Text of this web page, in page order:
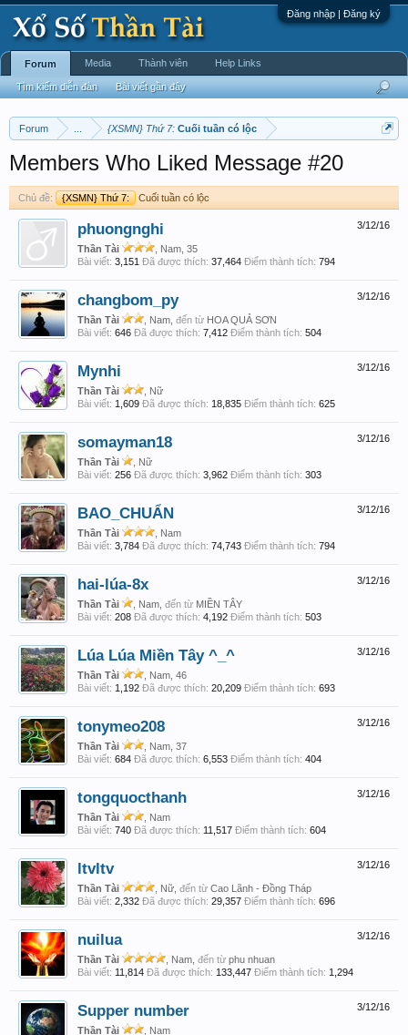
Đăng nhập | Đăng ký
Forum {XSMN} Thứ 7: Cuối tuần có lộc
Members Who Liked Message #20
Chủ đề: {XSMN} Thứ 7: Cuối tuần có lộc
3/12/16
phuongnghi
Thần Tài
, Nam, 35
Bài viết: 3,151 Đã được thích: 37,464 Điểm thành tích: 794
3/12/16
changbom_py
Thần Tài , Nam, đến từ HOA QUẢ SƠN
Bài viết: 646 Đã được thích: 7,412 Điểm thành tích: 504
3/12/16
Mynhi
Thần Tài
, Nữ
Bài viết: 1,609 Đã được thích: 18,835 Điểm thành tích: 625
3/12/16
somayman18
Thần Tài
, Nữ
Bài viết: 256 Đã được thích: 3,962 Điểm thành tích: 303
3/12/16
BAO_CHUẨN
Thần Tài
, Nam
Bài viết: 3,784 Đã được thích: 74,743 Điểm thành tích: 794
3/12/16
hai-lúa-8x
Thần Tài , Nam, đến từ MIỀN TÂY
Bài viết: 208 Đã được thích: 4,192 Điểm thành tích: 503
3/12/16
Lúa Lúa Miền Tây ^_^
Thần Tài
, Nam, 46
Bài viết: 1,192 Đã được thích: 20,209 Điểm thành tích: 693
3/12/16
tonymeo208
Thần Tài
, Nam, 37
Bài viết: 684 Đã được thích: 6,553 Điểm thành tích: 404
3/12/16
tongquocthanh
Thần Tài
, Nam
Bài viết: 740 Đã được thích: 11,517 Điểm thành tích: 604
3/12/16
ltvltv
Thần Tài , Nữ, đến từ Cao Lãnh - Đồng Tháp
Bài viết: 2,332 Đã được thích: 29,357 Điểm thành tích: 696
3/12/16
nuilua
Thần Tài , Nam, đến từ phu nhuan
Bài viết: 11,814 Đã được thích: 133,447 Điểm thành tích: 1,294
3/12/16
Supper number
Thần Tài
, Nam
Forum
Tìm kiếm diễn đàn Bài viết gần đây
Media Thành viên Help Links